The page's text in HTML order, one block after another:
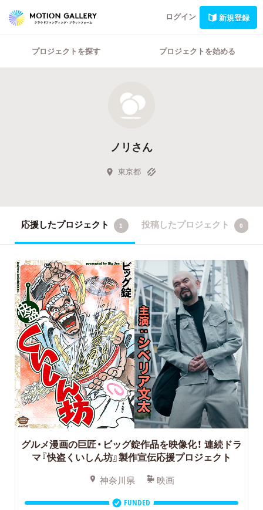
ログイン 新規登録
プロジェクトを探す プロジェクトを始める
ノリさん
東京都
応援したプロジェクト 1 投稿したプロジェクト 0
グルメ漫画の巨匠・ビッグ錠作品を映像化！ 連続ドラ
マ『快盗くいしん坊』製作宣伝応援プロジェクト
神奈川県 映画
FUNDED